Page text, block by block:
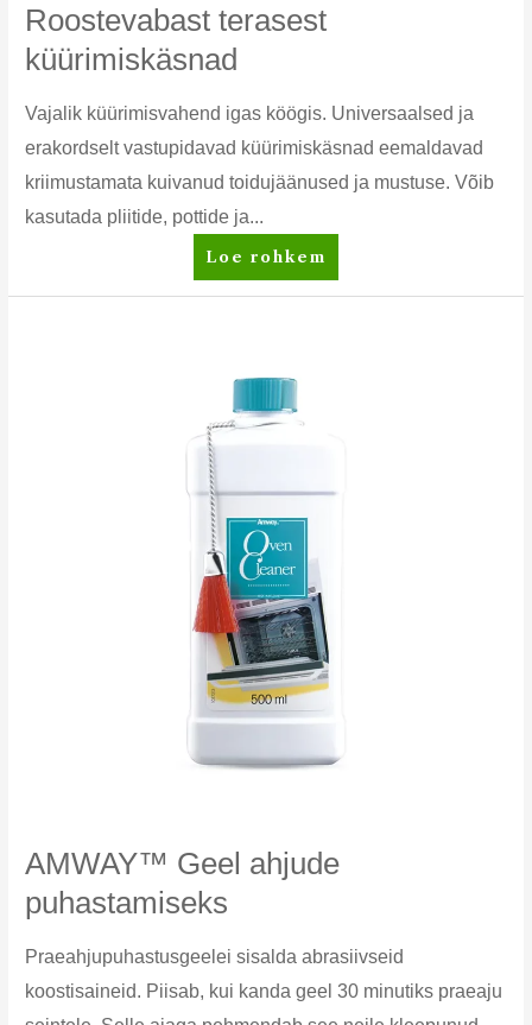
Roostevabast terasest
küürimiskäsnad
Vajalik küürimisvahend igas köögis. Universaalsed ja
erakordselt vastupidavad küürimiskäsnad eemaldavad
kriimustamata kuivanud toidujäänused ja mustuse. Võib
kasutada pliitide, pottide ja...
DISH
DROPS™
küürimiskäsnad
Loe rohkem
AMWAY™ Geel ahjude
puhastamiseks
Praeahjupuhastusgeelei sisalda abrasiivseid
koostisaineid. Piisab, kui kanda geel 30 minutiks praeaju